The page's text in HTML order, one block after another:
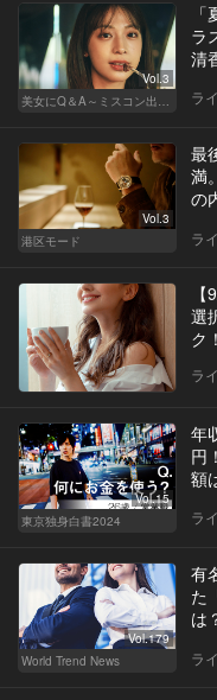
Vol.3
美女にQ＆A～ミスコン出身者の幸福論～
ラ
清
ラ
Vol.3
港区モード
最
満
の
ラ
選
ク！
ラ
Vol.15
東京独身白書2024
年
円
額
ラ
Vol.179
World Trend News
有
た
は
ラ